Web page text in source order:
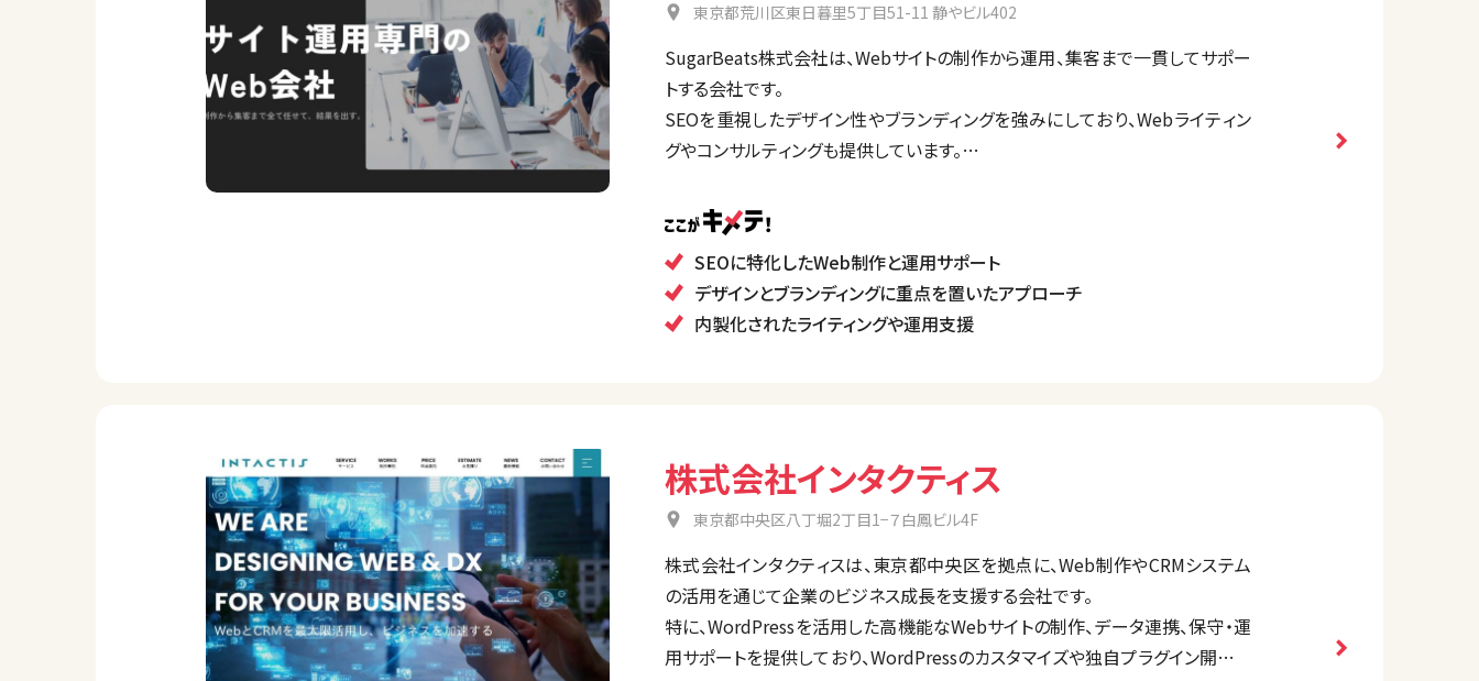
東京都荒川区東日暮里5丁目51-11 静やビル402
SugarBeats株式会社は、Webサイトの制作から運用、集客まで一貫してサポー
トする会社です。
SEOを重視したデザイン性やブランディングを強みにしており、Webライティン
グやコンサルティングも提供しています。
み、最適な結果を出すことを目標としています。
SEOに特化したWeb制作と運用サポート
デザインとブランディングに重点を置いたアプローチ
内製化されたライティングや運用支援
株式会社インタクティス
東京都中央区八丁堀2丁目1−７白鳳ビル4F
株式会社インタクティスは、東京都中央区を拠点に、Web制作やCRMシステム
の活用を通じて企業のビジネス成長を支援する会社です。
特に、WordPressを活用した高機能なWebサイトの制作、データ連携、保守・運
用サポートを提供しており、WordPressのカスタマイズや独自プラグイン開発を